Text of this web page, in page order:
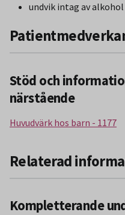
undvik intag av
Stöd och
närstående
Huvudvärk hos barn - 1177
Relaterad
Kompletterande